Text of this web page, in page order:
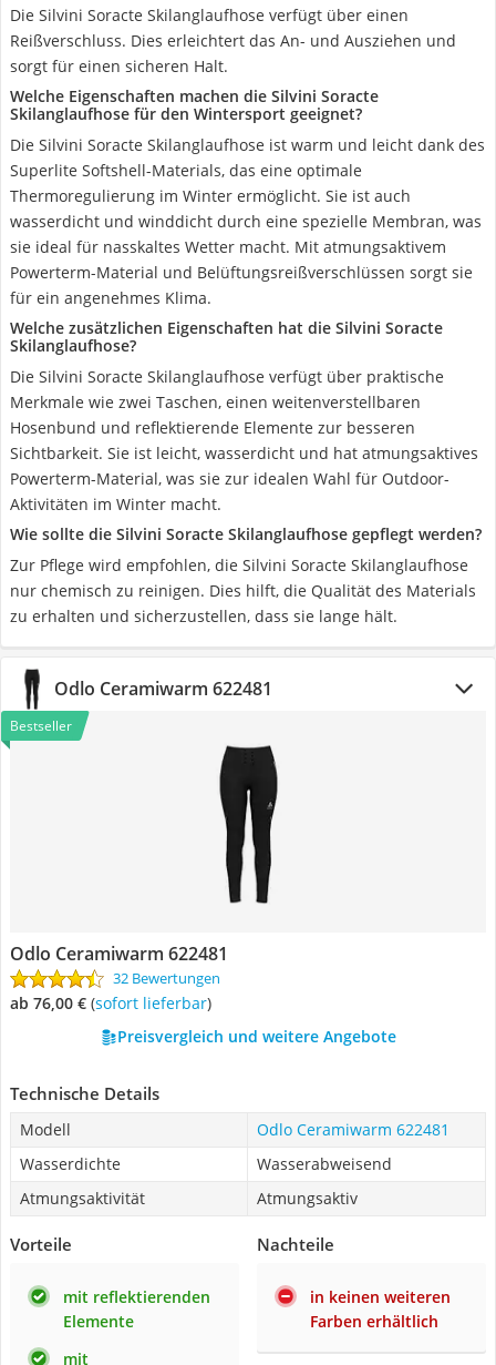
Die Silvini Soracte Skilanglaufhose verfügt über einen
Reißverschluss. Dies erleichtert das An- und Ausziehen und
sorgt für einen sicheren Halt.
Welche Eigenschaften machen die Silvini Soracte
Skilanglaufhose für den Wintersport geeignet?
Die Silvini Soracte Skilanglaufhose ist warm und leicht dank des
Superlite Softshell-Materials, das eine optimale
Thermoregulierung im Winter ermöglicht. Sie ist auch
wasserdicht und winddicht durch eine spezielle Membran, was
sie ideal für nasskaltes Wetter macht. Mit atmungsaktivem
Powerterm-Material und Belüftungsreißverschlüssen sorgt sie
für ein angenehmes Klima.
Welche zusätzlichen Eigenschaften hat die Silvini Soracte
Skilanglaufhose?
Die Silvini Soracte Skilanglaufhose verfügt über praktische
Merkmale wie zwei Taschen, einen weitenverstellbaren
Hosenbund und reflektierende Elemente zur besseren
Sichtbarkeit. Sie ist leicht, wasserdicht und hat atmungsaktives
Powerterm-Material, was sie zur idealen Wahl für Outdoor-
Aktivitäten im Winter macht.
Wie sollte die Silvini Soracte Skilanglaufhose gepflegt werden?
Zur Pflege wird empfohlen, die Silvini Soracte Skilanglaufhose
nur chemisch zu reinigen. Dies hilft, die Qualität des Materials
zu erhalten und sicherzustellen, dass sie lange hält.
Odlo Ceramiwarm 622481
Bestseller
Odlo Ceramiwarm 622481
32 Bewertungen
ab 76,00 € ( Sofort lieferbar)
Preisvergleich und weitere Angebote
Technische Details
Modell
Odlo Ceramiwarm 622481
Wasserdichte
Wasserabweisend
Atmungsaktivität
Atmungsaktiv
Vorteile
mit reflektierenden
Elemente
mit
Nachteile
in keinen weiteren
Farben erhältlich